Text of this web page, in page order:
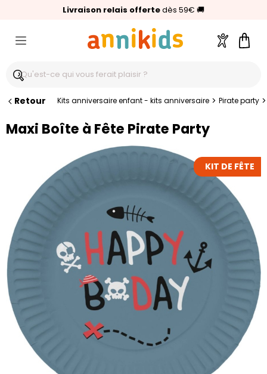
Livraison relais offertedès 59€ 🚚
🥇Palmarès Capital 2025 :Annikids N°1
⭐⭐⭐⭐⭐4,6/5(24 000 avis clients)
Compte
Retour Kits anniversaire enfant - kits anniversaire > Pirate party >
Maxi Boîte à Fête Pirate Party
KIT DE FÊTE